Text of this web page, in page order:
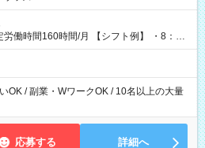
時間/月 【シフト例】 ・8：00
OK / 副業・WワークOK / 10名以上の大量
応募する 詳細へ